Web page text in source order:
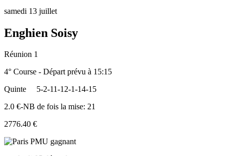
samedi 13 juillet
Enghien Soisy
Réunion 1
4° Course - Départ prévu à 15:15
Quinte
5-2-11-12-1-14-15
2.0 €-NB de fois la mise: 21
2776.40 €